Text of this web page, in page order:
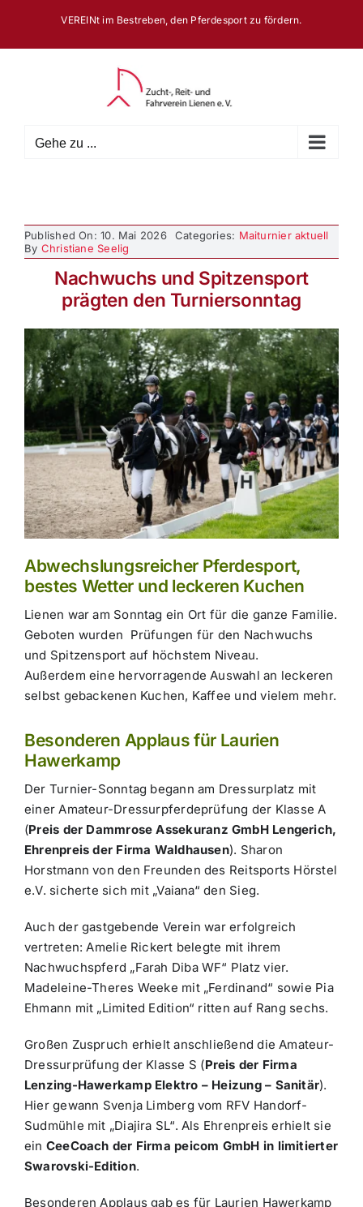
springen
VEREINt im Bestreben, den Pferdesport zu fördern.
Gehe zu ...
Published On: 10. Mai 2026 Categories: Maiturnier aktuell
By Christiane Seelig
Nachwuchs und Spitzensport
prägten den Turniersonntag
Abwechslungsreicher Pferdesport,
bestes Wetter und leckeren Kuchen
Lienen war am Sonntag ein Ort für die ganze Familie.
Geboten wurden Prüfungen für den Nachwuchs
und Spitzensport auf höchstem Niveau.
Außerdem eine hervorragende Auswahl an leckeren
selbst gebackenen Kuchen, Kaffee und vielem mehr.
Besonderen Applaus für Laurien
Hawerkamp
Der Turnier-Sonntag begann am Dressurplatz mit
einer Amateur-Dressurpferdeprüfung der Klasse A
(Preis der Dammrose Assekuranz GmbH Lengerich,
Ehrenpreis der Firma Waldhausen). Sharon
Horstmann von den Freunden des Reitsports Hörstel
e.V. sicherte sich mit „Vaiana“ den Sieg.
Auch der gastgebende Verein war erfolgreich
vertreten: Amelie Rickert belegte mit ihrem
Nachwuchspferd „Farah Diba WF“ Platz vier.
Madeleine-Theres Weeke mit „Ferdinand“ sowie Pia
Ehmann mit „Limited Edition“ ritten auf Rang sechs.
Großen Zuspruch erhielt anschließend die Amateur-
Dressurprüfung der Klasse S (Preis der Firma
Lenzing-Hawerkamp Elektro – Heizung – Sanitär).
Hier gewann Svenja Limberg vom RFV Handorf-
Sudmühle mit „Diajira SL“. Als Ehrenpreis erhielt sie
ein CeeCoach der Firma peicom GmbH in limitierter
Swarovski-Edition.
Besonderen Applaus gab es für Laurien Hawerkamp